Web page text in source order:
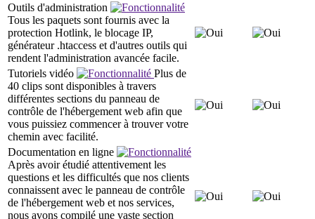
Outils d'administration
Tous les paquets sont fournis avec la
protection Hotlink, le blocage IP,
générateur .htaccess et d'autres outils qui
rendent l'administration avancée facile.
Tutoriels vidéo
Plus de
40 clips sont disponibles à travers
différentes sections du panneau de
contrôle de l'hébergement web afin que
vous puissiez commencer à trouver votre
chemin avec facilité.
Documentation en ligne
Après avoir étudié attentivement les
questions et les difficultés que nos clients
connaissent avec le panneau de contrôle
de l'hébergement web et nos services,
nous avons compilé une vaste section